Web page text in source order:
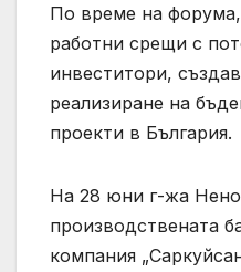
По време на
работни срещи с
инвеститори,
реализиране на
проекти в България.
На 28 юни г-жа
производствената
компания